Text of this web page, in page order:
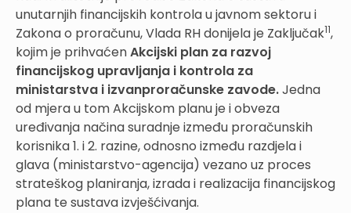
unutarnjih financijskih kontrola u javnom sektoru i
Zakona o proračunu, Vlada RH donijela je Zaključak11,
kojim je prihvaćenAkcijski plan za razvoj
financijskog upravljanja i kontrola za
ministarstva i izvanproračunske zavode.Jedna
od mjera u tom Akcijskom planu je i obveza
uređivanja načina suradnje između proračunskih
korisnika 1. i 2. razine, odnosno između razdjela i
glava (ministarstvo-agencija) vezano uz proces
strateškog planiranja, izrada i realizacija financijskog
plana te sustava izvješćivanja.